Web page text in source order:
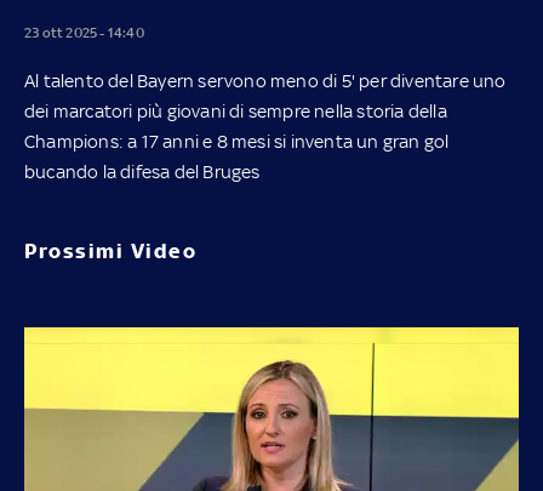
23 ott 2025 - 14:40
Al talento del Bayern servono meno di 5' per diventare uno
dei marcatori più giovani di sempre nella storia della
Champions: a 17 anni e 8 mesi si inventa un gran gol
bucando la difesa del Bruges
Prossimi Video